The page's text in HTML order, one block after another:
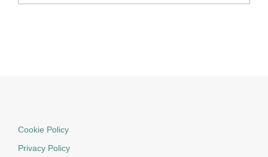
Cookie Policy
Privacy Policy